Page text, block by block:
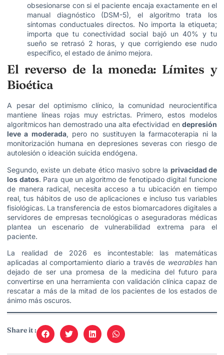
obsesionarse con si el paciente encaja exactamente en el
manual diagnóstico (DSM-5), el algoritmo trata los
síntomas conductuales directos. No importa la etiqueta;
importa que tu conectividad social bajó un 40% y tu
sueño se retrasó 2 horas, y que corrigiendo ese nudo
específico, el estado de ánimo mejora.
El reverso de la moneda: Límites y
Bioética
A pesar del optimismo clínico, la comunidad neurocientífica
mantiene líneas rojas muy estrictas. Primero, estos modelos
algorítmicos han demostrado una alta efectividad en depresión
leve a moderada, pero no sustituyen la farmacoterapia ni la
monitorización humana en depresiones severas con riesgo de
autolesión o ideación suicida endógena.
Segundo, existe un debate ético masivo sobre la privacidad de
los datos. Para que un algoritmo de fenotipado digital funcione
de manera radical, necesita acceso a tu ubicación en tiempo
real, tus hábitos de uso de aplicaciones e incluso tus variables
fisiológicas. La transferencia de estos biomarcadores digitales a
servidores de empresas tecnológicas o aseguradoras médicas
plantea un escenario de vulnerabilidad extrema para el
paciente.
La realidad de 2026 es incontestable: las matemáticas
aplicadas al comportamiento diario a través de wearableshan
dejado de ser una promesa de la medicina del futuro para
convertirse en una herramienta con validación clínica capaz de
rescatar a más de la mitad de los pacientes de los estados de
ánimo más oscuros.
Share it :